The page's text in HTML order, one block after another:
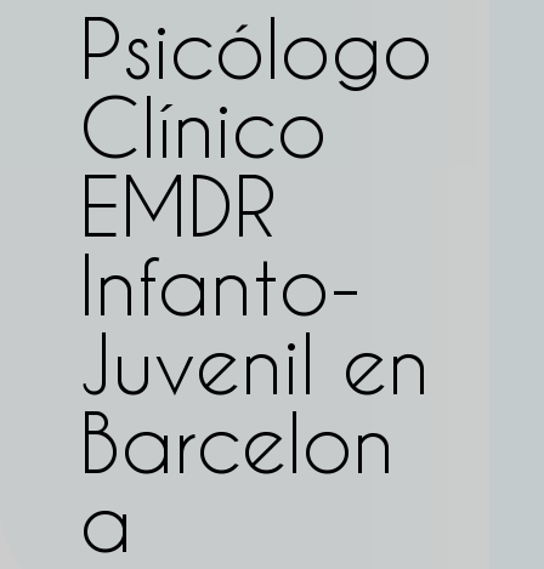
Psicólogo
Clínico
EMDR
Infanto-
Juvenil en
Barcelon
a